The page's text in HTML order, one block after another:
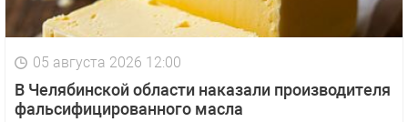
05 августа 2026 12:00
В Челябинской области наказали производителя
фальсифицированного масла